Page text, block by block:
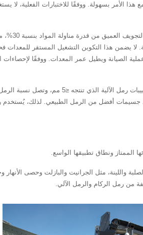
الأمر بسهولة. ووفقًا للاختبارات الفعلية، لا
ثانيًا، يُعد
قابلة للتعديل تتراوح بين 900 و1300 دورة في الدقيقة. لا يضمن هذا
عملية الصيانة ويطيل عمر المعدات. ووفقًا
جسيمات أفضل من الرمل الطبيعي. لذلك،
واللينة، مثل الجرانيت والبازلت وحصى الأنهار
من رمل الركام والرمل الآلي.